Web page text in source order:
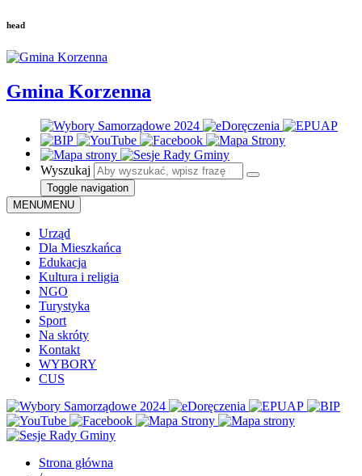
head
Gmina Korzenna
Wyszukaj
Toggle navigation
MENUMENU
Urząd
Dla Mieszkańca
Edukacja
Kultura i religia
NGO
Turystyka
Sport
Na skróty
Kontakt
WYBORY
CUS
Strona główna